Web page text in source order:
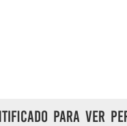
para ver